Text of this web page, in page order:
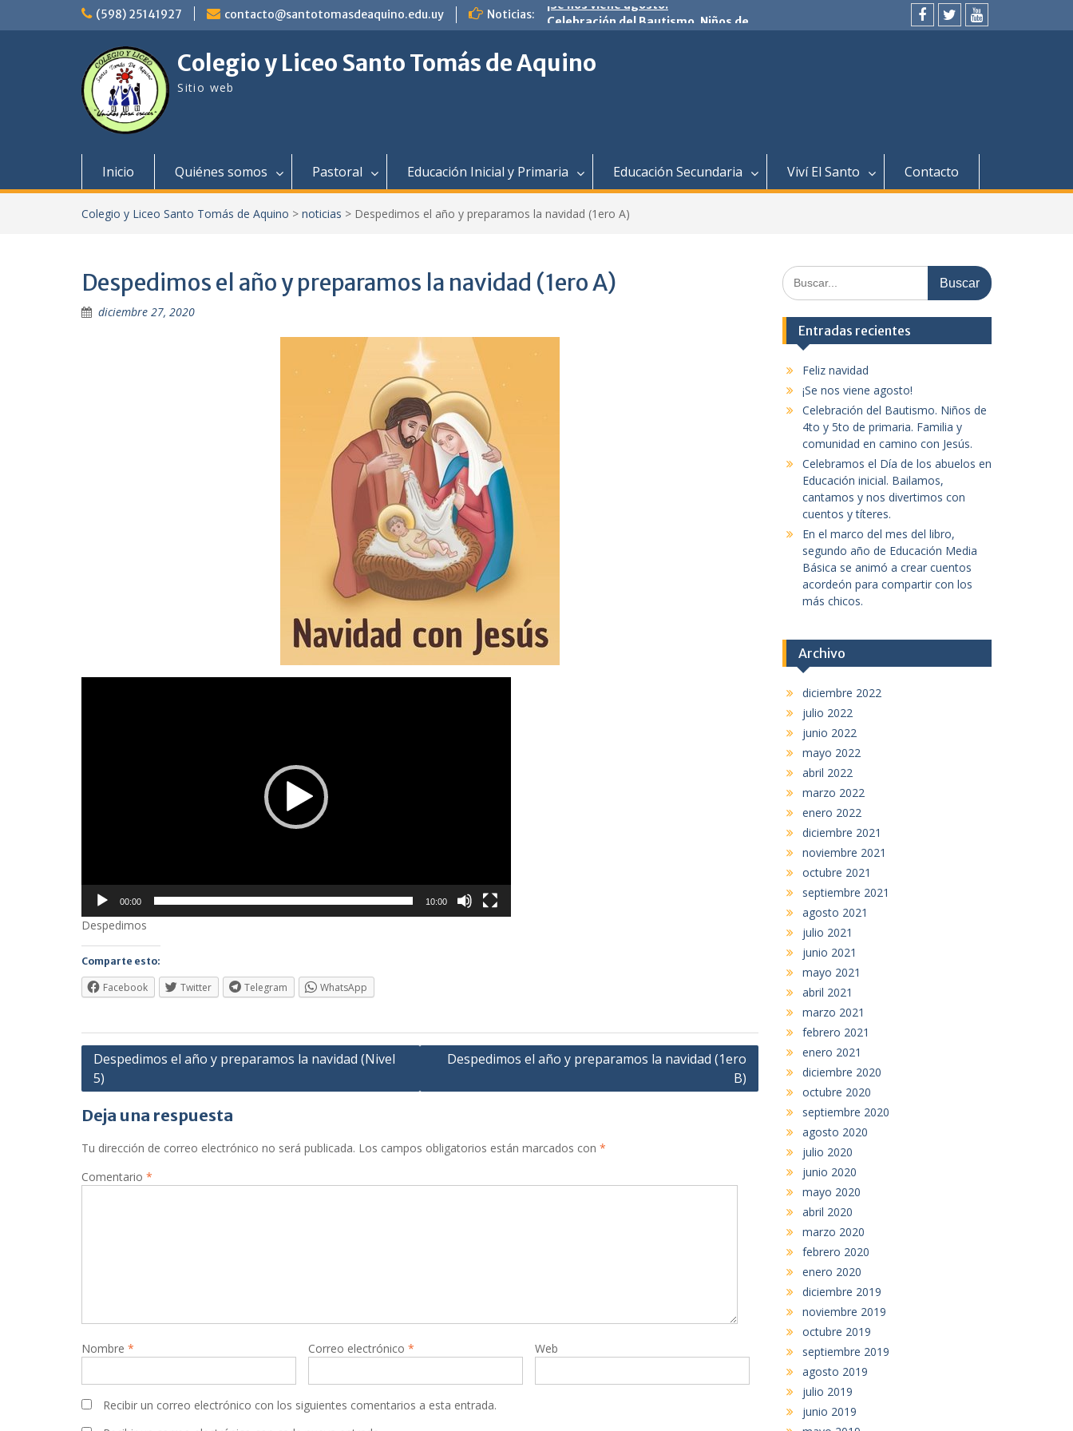
(598) 25141927 contacto@santotomasdeaquino.edu.uy Noticias:
Celebración del Bautismo. Niños de
4to y 5to de primaria. Familia y
Feliz navidad
facebook
twitteryoutube
Colegio y Liceo Santo Tomás de Aquino
Sitio web
Inicio Quiénes somos Pastoral Educación Inicial y Primaria Educación Secundaria Viví El Santo Contacto
Colegio y Liceo Santo Tomás de Aquino > noticias > Despedimos el año y preparamos la navidad (1ero A)
Despedimos el año y preparamos la navidad (1ero A)
diciembre 27, 2020
00:00 10:00
Despedimos
Comparte esto:
Facebook Twitter Telegram WhatsApp
Navegación
de
entradas
Despedimos el año y preparamos la navidad (Nivel
5)
Despedimos el año y preparamos la navidad (1ero
B)
Deja una respuesta
Tu dirección de correo electrónico no será publicada. Los campos obligatorios están marcados con *
Comentario *
Nombre * Correo electrónico * Web
Recibir un correo electrónico con los siguientes comentarios a esta entrada.
Buscar:
Entradas recientes
Feliz navidad
¡Se nos viene agosto!
Celebración del Bautismo. Niños de
4to y 5to de primaria. Familia y
comunidad en camino con Jesús.
Celebramos el Día de los abuelos en
Educación inicial. Bailamos,
cantamos y nos divertimos con
cuentos y títeres.
En el marco del mes del libro,
segundo año de Educación Media
Básica se animó a crear cuentos
acordeón para compartir con los
más chicos.
Archivo
diciembre 2022
julio 2022
junio 2022
mayo 2022
abril 2022
marzo 2022
enero 2022
diciembre 2021
noviembre 2021
octubre 2021
septiembre 2021
agosto 2021
julio 2021
junio 2021
mayo 2021
abril 2021
marzo 2021
febrero 2021
enero 2021
diciembre 2020
octubre 2020
septiembre 2020
agosto 2020
julio 2020
junio 2020
mayo 2020
abril 2020
marzo 2020
febrero 2020
enero 2020
diciembre 2019
noviembre 2019
octubre 2019
septiembre 2019
agosto 2019
julio 2019
junio 2019